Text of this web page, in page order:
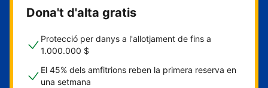
Dona't d'alta gratis
Protecció per danys a l'allotjament de fins a
1.000.000 $
El 45% dels amfitrions reben la primera reserva en
una setmana